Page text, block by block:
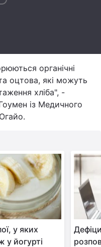
органічні
оцтова, які можуть
хліба", -
із Медичного
у яких
у йогурті